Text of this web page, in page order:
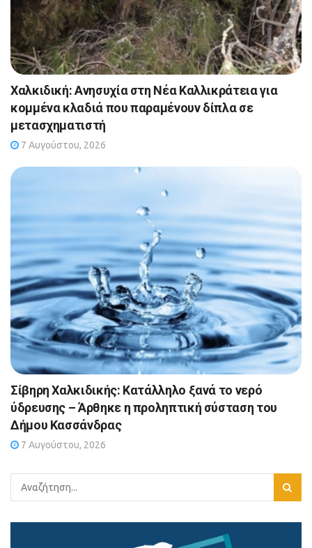
Χαλκιδική: Ανησυχία στη Νέα Καλλικράτεια για
κομμένα κλαδιά που παραμένουν δίπλα σε
μετασχηματιστή
7 Αυγούστου, 2026
Σίβηρη Χαλκιδικής: Κατάλληλο ξανά το νερό
ύδρευσης – Άρθηκε η προληπτική σύσταση του
Δήμου Κασσάνδρας
7 Αυγούστου, 2026